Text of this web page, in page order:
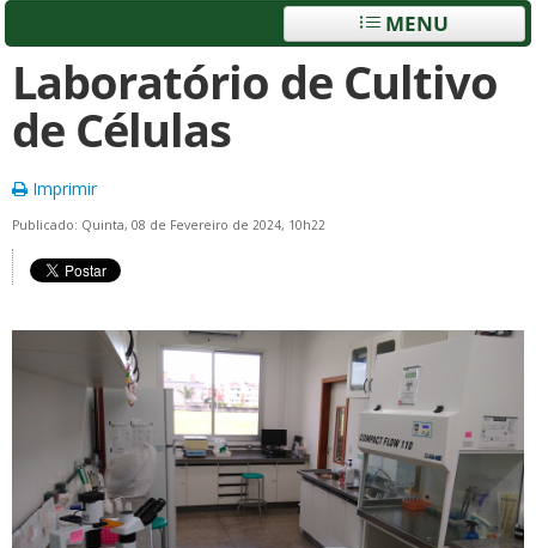
MENU
Laboratório de Cultivo
de Células
Imprimir
Publicado: Quinta, 08 de Fevereiro de 2024, 10h22